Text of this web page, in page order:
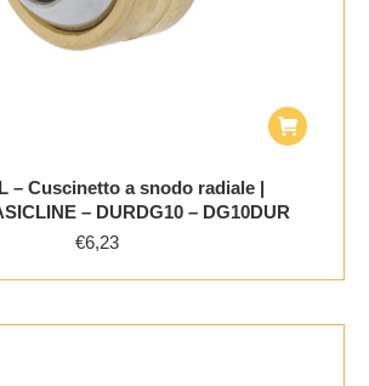
– Cuscinetto a snodo radiale |
– DURDG10 – DG10DUR
€6,23